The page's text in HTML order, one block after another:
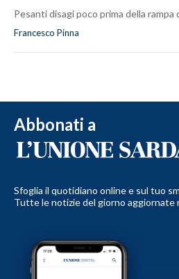
Pesanti disagi poco prima della rampa
Francesco Pinna
Abbonati a
Sfoglia il quotidiano online e sul tuo
Tutte le notizie del giorno aggiornate